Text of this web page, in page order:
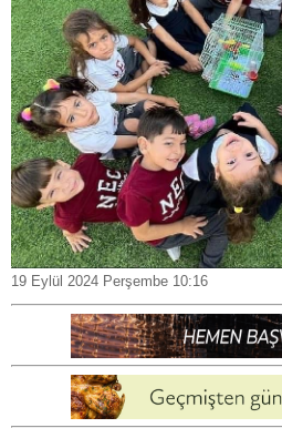
19 Eylül 2024 Perşembe 10:16